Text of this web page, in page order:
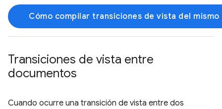
Cómo compilar transiciones de vista del
Transiciones de vista entre
documentos
Cuando ocurre una transición de vista entre dos